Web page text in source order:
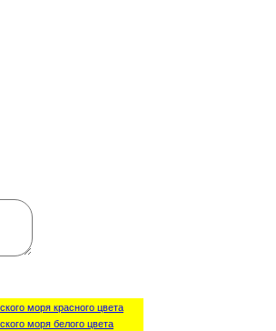
моря красного цвета
моря белого цвета